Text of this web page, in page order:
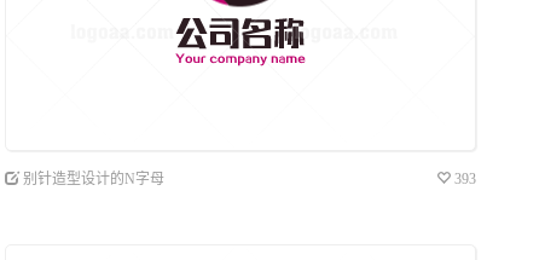
别针造型设计的N字母 393